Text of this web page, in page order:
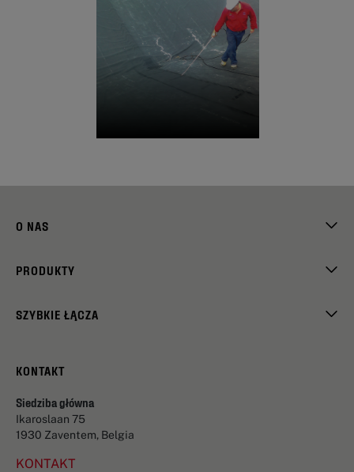
O NAS
PRODUKTY
SZYBKIE ŁĄCZA
KONTAKT
Siedziba główna
Ikaroslaan 75
1930 Zaventem, Belgia
KONTAKT